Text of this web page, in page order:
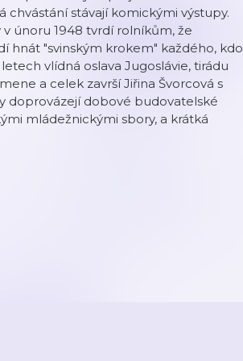
stávají komickými výstupy.
únoru 1948 tvrdí rolníkům, že
hnát "svinským krokem" každého, kdo
vlídná oslava Jugoslávie, tirádu
a celek završí Jiřina Švorcová s
doprovázejí dobové budovatelské
mládežnickými sbory, a krátká